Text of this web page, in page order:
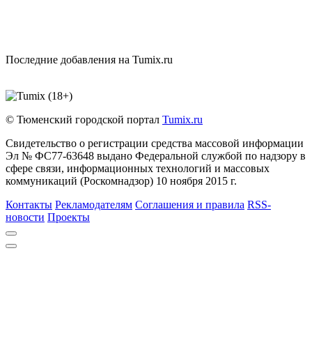
Последние добавления на Tumix.ru
© Тюменский городской портал Tumix.ru
Свидетельство о регистрации средства массовой информации
Эл № ФС77-63648 выдано Федеральной службой по надзору в
сфере связи, информационных технологий и массовых
коммуникаций (Роскомнадзор) 10 ноября 2015 г.
Контакты Рекламодателям Соглашения и правила RSS-
новости Проекты